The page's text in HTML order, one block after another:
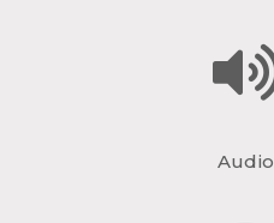
Audio